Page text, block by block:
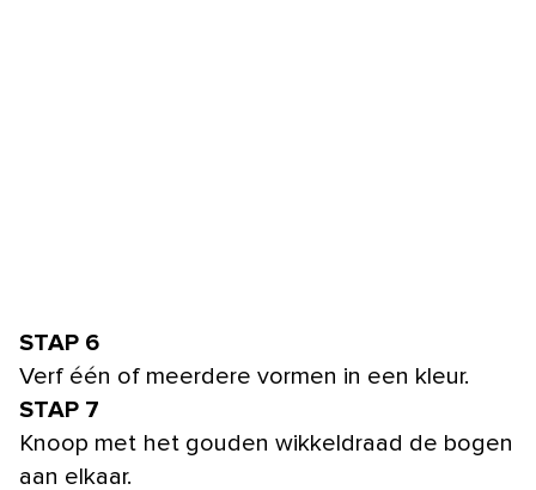
STAP 6
Verf één of meerdere vormen in een kleur.
STAP 7
Knoop met het gouden wikkeldraad de bogen
aan elkaar.